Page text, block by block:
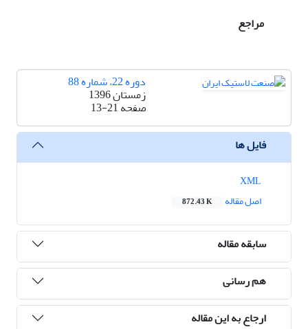
مراجع
دوره 22، شماره 88
زمستان 1396
صفحه13-21
فایل ها
اصل مقاله
872.43 K
سابقه مقاله
هم رسانی
ارجاع به این مقاله